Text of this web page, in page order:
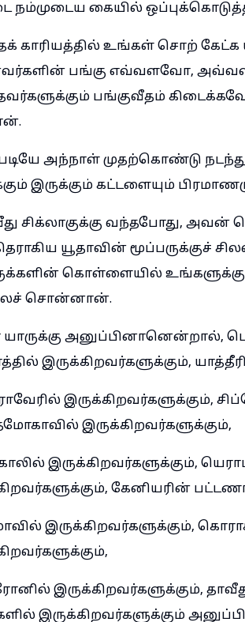
கையில்
காரியத்தில் உங்கள் சொற் கேட்க
பங்கு எவ்வளவோ,
பங்குவீதம்
அந்நாள் முதற்கொண்டு
இருக்கும் கட்டளையும்
சிக்லாகுக்கு வந்தபோது,
யூதாவின் மூப்பருக்குச்
கொள்ளையில்
சொன்னான்.
யாருக்கு அனுப்பினானென்றால்,
இருக்கிறவர்களுக்கும்,
இருக்கிறவர்களுக்கும்,
இருக்கிறவர்களுக்கும்,
இருக்கிறவர்களுக்கும்,
கேனியரின்
இருக்கிறவர்களுக்கும்,
இருக்கிறவர்களுக்கும்,
இருக்கிறவர்களுக்கும்